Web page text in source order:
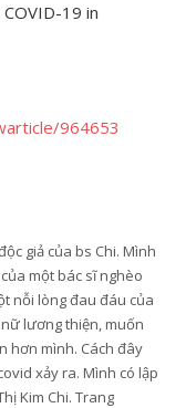
19 in
964653
giả của bs Chi. Mình
một bác sĩ nghèo
nỗi lòng đau đáu của
lương thiện, muốn
hơn mình. Cách đây
xảy ra. Mình có lập
Kim Chi. Trang